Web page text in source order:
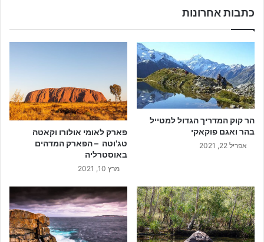
כתבות אחרונות
הר קוק המדריך הגדול למטייל
בהר ואגם פוקאקי
אפריל 22, 2021
פארק לאומי אולורו וקאטה
טג'וטה – הפארק המדהים
באוסטרליה
מרץ 10, 2021